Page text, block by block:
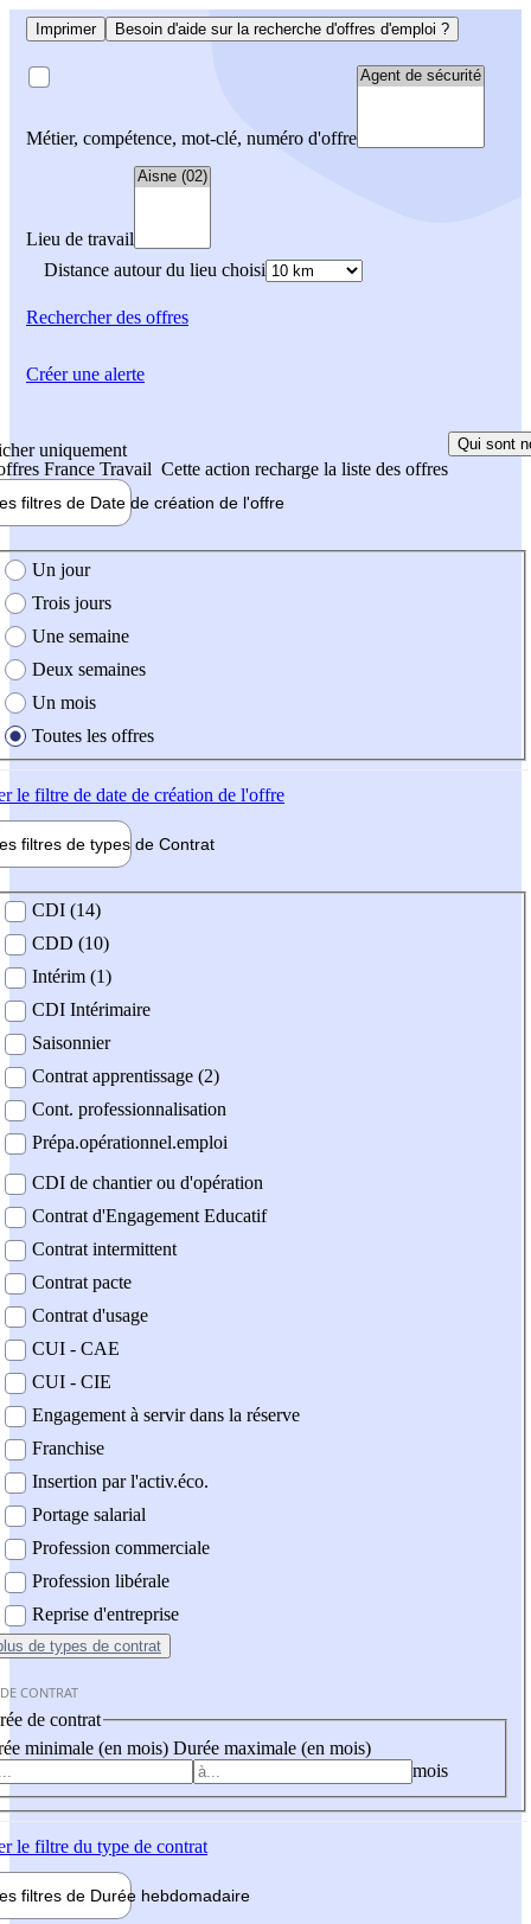
Imprimer Besoin d'aide sur la recherche d'offres d'emploi ?
Métier, compétence, mot-clé, numéro d'offre
Lieu de travail
Distance autour du lieu choisi
Rechercherdes offres
uniquement
France Travail Cette action recharge la liste des offres
Qui sont
filtres de Date de création de l'offre
création de l'offre
Un jour
Trois jours
Une semaine
Deux semaines
Un mois
Toutes les offres
le filtre de date de création de l'offre
filtres de types de Contrat
contrat
CDI (14)
CDD (10)
Intérim (1)
CDI Intérimaire
Saisonnier
Contrat apprentissage (2)
Cont. professionnalisation
Prépa.opérationnel.emploi
CDI de chantier ou d'opération
Contrat d'Engagement Educatif
Contrat intermittent
Contrat pacte
Contrat d'usage
CUI - CAE
CUI - CIE
Engagement à servir dans la réserve
Franchise
Insertion par l'activ.éco.
Portage salarial
Profession commerciale
Profession libérale
Reprise d'entreprise
de types de contrat
CONTRAT
de contrat
minimale (en mois) Durée maximale (en mois)
mois
le filtre du type de contrat
filtres de Durée hebdomadaire
Créer une alerte